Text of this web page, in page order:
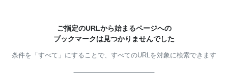
ご指定のURLから始まるページへの
ブックマークは見つかりませんでした
条件を「すべて」にすることで、 すべてのURLを対象に検索できます